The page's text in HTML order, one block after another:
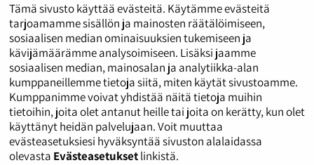
Tämä sivusto käyttää evästeitä. Käytämme evästeitä
tarjoamamme sisällön ja mainosten räätälöimiseen,
sosiaalisen median ominaisuuksien tukemiseen ja
kävijämäärämme analysoimiseen. Lisäksi jaamme
sosiaalisen median, mainosalan ja analytiikka-alan
kumppaneillemme tietoja siitä, miten käytät sivustoamme.
Kumppanimme voivat yhdistää näitä tietoja muihin
tietoihin, joita olet antanut heille tai joita on kerätty, kun olet
käyttänyt heidän palvelujaan. Voit muuttaa
evästeasetuksiesi hyväksyntää sivuston alalaidassa
olevasta Evästeasetuksetlinkistä.